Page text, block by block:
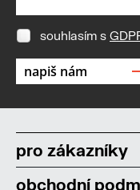
souhlasím s
pro zákazníky
obchodní